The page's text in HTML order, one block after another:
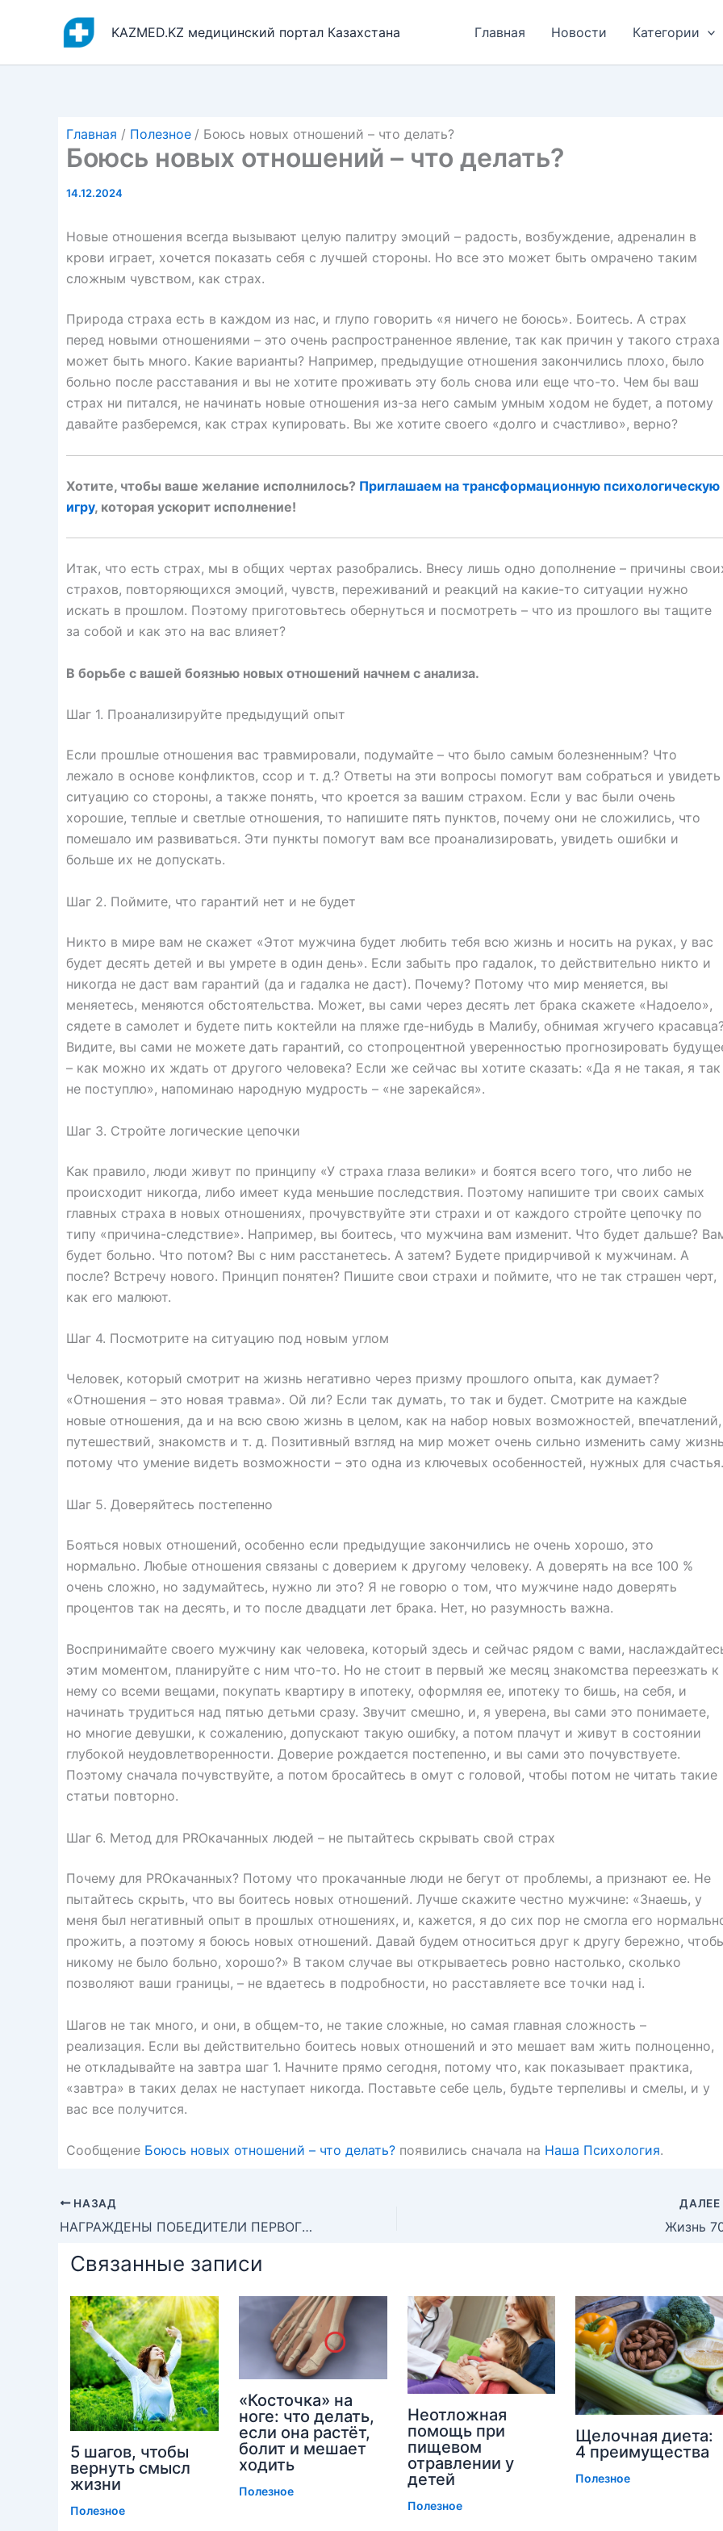
содержимому
KAZMED.KZ медицинский портал Казахстана Главная Новости Категории
Главная Полезное Боюсь новых отношений – что делать?
Боюсь новых отношений – что делать?
14.12.2024
Новые отношения всегда вызывают целую палитру эмоций – радость, возбуждение, адреналин в
крови играет, хочется показать себя с лучшей стороны. Но все это может быть омрачено таким
сложным чувством, как страх.
Природа страха есть в каждом из нас, и глупо говорить «я ничего не боюсь». Боитесь. А страх
перед новыми отношениями – это очень распространенное явление, так как причин у такого страха
может быть много. Какие варианты? Например, предыдущие отношения закончились плохо, было
больно после расставания и вы не хотите проживать эту боль снова или еще что-то. Чем бы ваш
страх ни питался, не начинать новые отношения из-за него самым умным ходом не будет, а потому
давайте разберемся, как страх купировать. Вы же хотите своего «долго и счастливо», верно?
Хотите, чтобы ваше желание исполнилось? Приглашаем на трансформационную психологическую
игру, которая ускорит исполнение!
Итак, что есть страх, мы в общих чертах разобрались. Внесу лишь одно дополнение – причины
страхов, повторяющихся эмоций, чувств, переживаний и реакций на какие-то ситуации нужно
искать в прошлом. Поэтому приготовьтесь обернуться и посмотреть – что из прошлого вы тащите
за собой и как это на вас влияет?
В борьбе с вашей боязнью новых отношений начнем с анализа.
Шаг 1. Проанализируйте предыдущий опыт
Если прошлые отношения вас травмировали, подумайте – что было самым болезненным? Что
лежало в основе конфликтов, ссор и т. д.? Ответы на эти вопросы помогут вам собраться и увидеть
ситуацию со стороны, а также понять, что кроется за вашим страхом. Если у вас были очень
хорошие, теплые и светлые отношения, то напишите пять пунктов, почему они не сложились, что
помешало им развиваться. Эти пункты помогут вам все проанализировать, увидеть ошибки и
больше их не допускать.
Шаг 2. Поймите, что гарантий нет и не будет
Никто в мире вам не скажет «Этот мужчина будет любить тебя всю жизнь и носить на руках, у вас
будет десять детей и вы умрете в один день». Если забыть про гадалок, то действительно никто и
никогда не даст вам гарантий (да и гадалка не даст). Почему? Потому что мир меняется, вы
меняетесь, меняются обстоятельства. Может, вы сами через десять лет брака скажете «Надоело»,
сядете в самолет и будете пить коктейли на пляже где-нибудь в Малибу, обнимая жгучего
Видите, вы сами не можете дать гарантий, со стопроцентной уверенностью прогнозировать
– как можно их ждать от другого человека? Если же сейчас вы хотите сказать: «Да я не такая, я так
не поступлю», напоминаю народную мудрость – «не зарекайся».
Шаг 3. Стройте логические цепочки
Как правило, люди живут по принципу «У страха глаза велики» и боятся всего того, что либо не
происходит никогда, либо имеет куда меньшие последствия. Поэтому напишите три своих самых
главных страха в новых отношениях, прочувствуйте эти страхи и от каждого стройте цепочку по
типу «причина-следствие». Например, вы боитесь, что мужчина вам изменит. Что будет дальше?
будет больно. Что потом? Вы с ним расстанетесь. А затем? Будете придирчивой к мужчинам. А
после? Встречу нового. Принцип понятен? Пишите свои страхи и поймите, что не так страшен черт,
как его малюют.
Шаг 4. Посмотрите на ситуацию под новым углом
Человек, который смотрит на жизнь негативно через призму прошлого опыта, как думает?
«Отношения – это новая травма». Ой ли? Если так думать, то так и будет. Смотрите на каждые
новые отношения, да и на всю свою жизнь в целом, как на набор новых возможностей, впечатлений,
путешествий, знакомств и т. д. Позитивный взгляд на мир может очень сильно изменить саму
потому что умение видеть возможности – это одна из ключевых особенностей, нужных для счастья.
Шаг 5. Доверяйтесь постепенно
Бояться новых отношений, особенно если предыдущие закончились не очень хорошо, это
нормально. Любые отношения связаны с доверием к другому человеку. А доверять на все 100 %
очень сложно, но задумайтесь, нужно ли это? Я не говорю о том, что мужчине надо доверять
процентов так на десять, и то после двадцати лет брака. Нет, но разумность важна.
Воспринимайте своего мужчину как человека, который здесь и сейчас рядом с вами,
этим моментом, планируйте с ним что-то. Но не стоит в первый же месяц знакомства переезжать к
нему со всеми вещами, покупать квартиру в ипотеку, оформляя ее, ипотеку то бишь, на себя, и
начинать трудиться над пятью детьми сразу. Звучит смешно, и, я уверена, вы сами это понимаете,
но многие девушки, к сожалению, допускают такую ошибку, а потом плачут и живут в состоянии
глубокой неудовлетворенности. Доверие рождается постепенно, и вы сами это почувствуете.
Поэтому сначала почувствуйте, а потом бросайтесь в омут с головой, чтобы потом не читать такие
статьи повторно.
Шаг 6. Метод для PROкачанных людей – не пытайтесь скрывать свой страх
Почему для PROкачанных? Потому что прокачанные люди не бегут от проблемы, а признают ее. Не
пытайтесь скрыть, что вы боитесь новых отношений. Лучше скажите честно мужчине: «Знаешь, у
меня был негативный опыт в прошлых отношениях, и, кажется, я до сих пор не смогла его
прожить, а поэтому я боюсь новых отношений. Давай будем относиться друг к другу бережно,
никому не было больно, хорошо?» В таком случае вы открываетесь ровно настолько, сколько
позволяют ваши границы, – не вдаетесь в подробности, но расставляете все точки над i.
Шагов не так много, и они, в общем-то, не такие сложные, но самая главная сложность –
реализация. Если вы действительно боитесь новых отношений и это мешает вам жить полноценно,
не откладывайте на завтра шаг 1. Начните прямо сегодня, потому что, как показывает практика,
«завтра» в таких делах не наступает никогда. Поставьте себе цель, будьте терпеливы и смелы, и у
вас все получится.
Сообщение Боюсь новых отношений – что делать? появились сначала на Наша Психология.
НАЗАД
НАГРАЖДЕНЫ ПОБЕДИТЕЛИ ПЕРВОГО РЕСПУБЛИКАНСКОГО КОНКУРСА «ЛУЧШИЙ В ПРОФЕССИИ» СРЕДИ МЕДРАБОТНИКОВ
ДАЛЕЕ
Жизнь
Связанные записи
5 шагов, чтобы
вернуть смысл
жизни
Полезное
«Косточка» на
ноге: что делать,
если она растёт,
болит и мешает
ходить
Полезное
Неотложная
помощь при
пищевом
отравлении у
детей
Полезное
Щелочная диета:
4 преимущества
Полезное